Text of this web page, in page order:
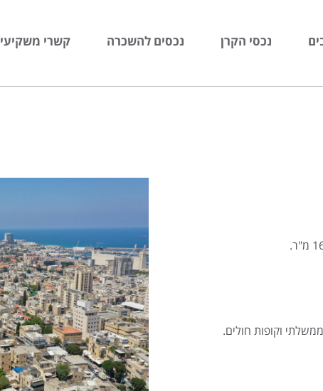
נכסי הקרן נכסים להשכרה קשרי
וקופות חולים.